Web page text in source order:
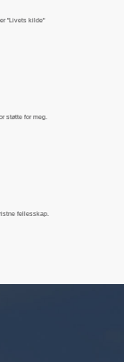
"Livets kilde"
støtte for meg.
fellesskap.